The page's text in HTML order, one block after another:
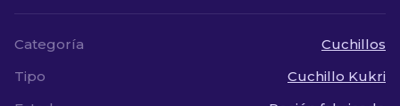
Categoría
Cuchillos
Tipo
Cuchillo Kukri